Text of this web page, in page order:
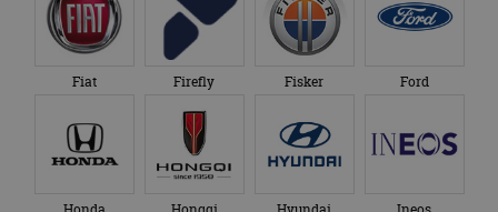
Fiat Firefly Fisker Ford